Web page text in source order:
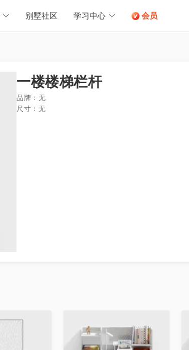
别墅社区 学习中心 会员
一楼楼梯栏杆
品牌： 无
尺寸： 无
收藏